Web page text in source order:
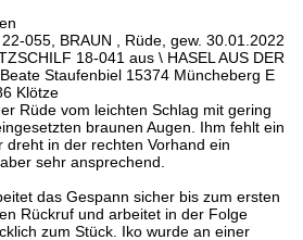
22-055, BRAUN , Rüde, gew. 30.01.2022
18-041 aus \ HASEL AUS DER
Staufenbiel 15374 Müncheberg E
Klötze
Rüde vom leichten Schlag mit gering
braunen Augen. Ihm fehlt ein
dreht in der rechten Vorhand ein
sehr ansprechend.
das Gespann sicher bis zum ersten
Rückruf und arbeitet in der Folge
zum Stück. Iko wurde an einer